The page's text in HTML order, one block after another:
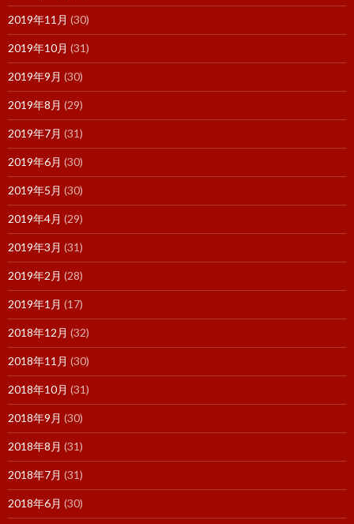
2019年11月 (30)
2019年10月 (31)
2019年9月 (30)
2019年8月 (29)
2019年7月 (31)
2019年6月 (30)
2019年5月 (30)
2019年4月 (29)
2019年3月 (31)
2019年2月 (28)
2019年1月 (17)
2018年12月 (32)
2018年11月 (30)
2018年10月 (31)
2018年9月 (30)
2018年8月 (31)
2018年7月 (31)
2018年6月 (30)